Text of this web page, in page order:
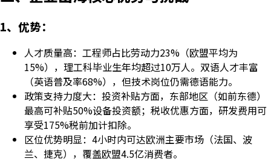
1、优势：
人才质量高：工程师占比劳动力23%（欧盟平均为
15%），理工科毕业生年均超过10万人。双语人才丰富
（英语普及率68%），但技术岗位仍需德语能力。
政策支持力度大：投资补贴方面，东部地区（如前东德）
最高可补贴50%设备投资额；税收优惠方面，研发费用可
享受175%税前加计扣除。
区位优势明显：4小时内可达欧洲主要市场（法国、波
兰、捷克），覆盖欧盟4.5亿消费者。